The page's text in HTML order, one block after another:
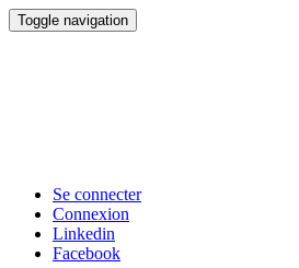
Toggle navigation
Se connecter
Connexion
Linkedin
Facebook